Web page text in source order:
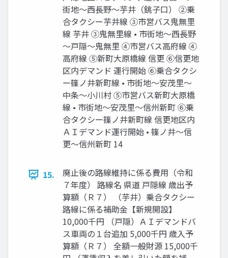
街地～西⾧野～芋井（銚子口） ②乗
合タクシー芋井線 ③市営バス⿁無里
線 芋井 ③⿁無里線 • 市街地～西⾧野
～戸隠～⿁無里 ④市営バス高府線 ④
高府線 ⑤新町大原橋線 信更 ⑥信更地
区内デマンド 運行開始 ⑥乗合タクシ
ー篠ノ井新町線 • 市街地～安茂里～
中条～小川村 ⑤市営バス新町大原橋
線 • 市街地～安茂里～信州新町 ⑥乗
合タクシー篠ノ井新町線 信更地区内
ＡＩデマンド運行開始 • 篠ノ井～信
更～信州新町 14
15.
廃止後の路線維持に係る費用（令和
７年度） 路線名 県道 戸隠線 歳出予
算額（Ｒ７） （芋井）乗合タクシー
路線に係る補助金【新規開設】
10,000千円 （戸隠）ＡＩデマンドバ
ス車両の１台追加 5,000千円 歳入予
算額（Ｒ７） 全額一般財源 15,000千